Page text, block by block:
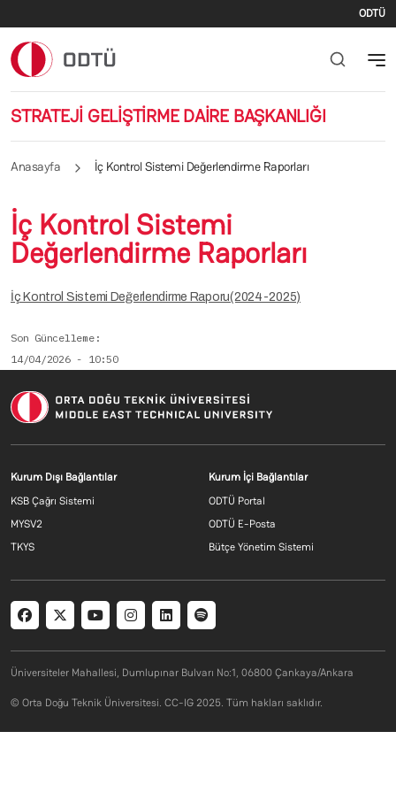
ODTÜ
STRATEJİ GELİŞTİRME DAİRE BAŞKANLIĞI
Anasayfa İç Kontrol Sistemi Değerlendirme Raporları
İç Kontrol Sistemi
Değerlendirme Raporları
İç Kontrol Sistemi Değerlendirme Raporu(2024-2025)
Son Güncelleme
14/04/2026 - 10:50
Footer menu 2 TR
Kurum Dışı Bağlantılar
KSB Çağrı Sistemi
MYSV2
TKYS
Footer menu 3
Kurum İçi Bağlantılar
ODTÜ Portal
ODTÜ E-Posta
Bütçe Yönetim Sistemi
Social menu
Üniversiteler Mahallesi, Dumlupınar Bulvarı No:1, 06800 Çankaya/Ankara
© Orta Doğu Teknik Üniversitesi. CC-IG 2025. Tüm hakları saklıdır.